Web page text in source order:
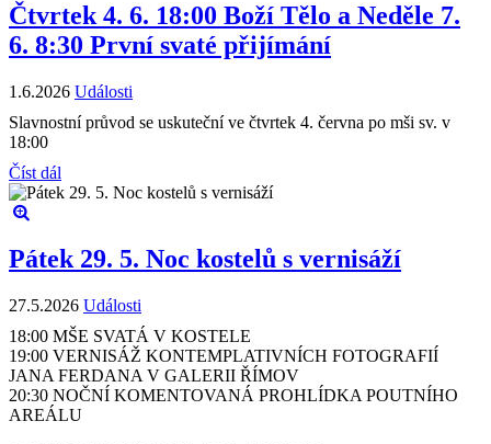
Čtvrtek 4. 6. 18:00 Boží Tělo a Neděle 7.
6. 8:30 První svaté přijímání
1.6.2026 Události
Slavnostní průvod se uskuteční ve čtvrtek 4. června po mši sv. v
18:00
Číst dál
Pátek 29. 5. Noc kostelů s vernisáží
27.5.2026 Události
18:00 MŠE SVATÁ V KOSTELE
19:00 VERNISÁŽ KONTEMPLATIVNÍCH FOTOGRAFIÍ
JANA FERDANA V GALERII ŘÍMOV
20:30 NOČNÍ KOMENTOVANÁ PROHLÍDKA POUTNÍHO
AREÁLU